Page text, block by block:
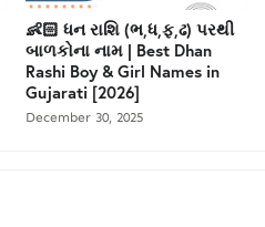
👶🏻 ધન રાશિ (ભ,ધ,ફ,ઢ) પરથી
બાળકોના નામ | Best Dhan
Rashi Boy & Girl Names in
Gujarati [2026]
December 30, 2025